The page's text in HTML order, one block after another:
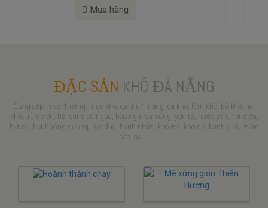
Mua hàng
ĐẶC SẢN KHÔ ĐÀ NẴNG
Cung cấp: mực 1 nắng, mực khô, cá thu 1 nắng, cá khô, tôm khô, bò khô, nai
khô, trùn biển, hải sâm, cá ngựa, bào ngư, sá sùng, yến tổ, nước yến, hạt điều,
hạt dẻ, hạt hướng dương, hạt dưa, hạnh nhân, khô mè, khô nổ, bánh dừa, mắm
các loại...